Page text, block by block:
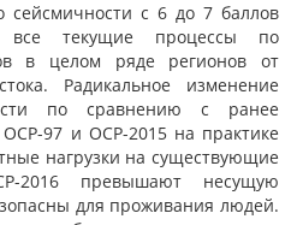
с 6 до 7 баллов
все текущие процессы по
в целом ряде регионов от
Радикальное изменение
по сравнению с ранее
97 и ОСР-2015 на практике
нагрузки на существующие
2016 превышают несущую
для проживания людей.